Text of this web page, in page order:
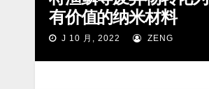
有价值的纳米材料
J 10 月, 2022 ZENG